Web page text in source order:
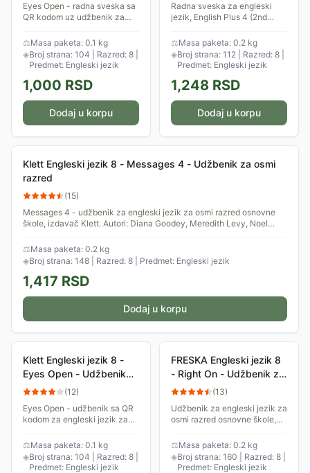
Eyes Open - radna sveska sa
QR kodom uz udžbenik za
osnovne škole, izdavač Klett.
Autori: Eoin Higgins, Vicki
Anderson.
⚖Masa paketa: 0.1 kg
◈Broj strana: 104 | Razred: 8 |
Predmet: Engleski jezik
1,000 RSD
Dodaj u korpu
Radna sveska za engleski
jezik, English Plus 4 (2nd
osnovne škole. Autori: Dženet
Hardi Guld.
⚖Masa paketa: 0.2 kg
◈Broj strana: 112 | Razred: 8 |
Predmet: Engleski jezik
1,248 RSD
Dodaj u korpu
Klett Engleski jezik 8 - Messages 4 - Udžbenik za osmi
razred
(15)
Messages 4 - udžbenik za engleski jezik za osmi razred osnovne
škole, izdavač Klett. Autori: Diana Goodey, Meredith Levy, Noel
⚖Masa paketa: 0.2 kg
◈Broj strana: 148 | Razred: 8 | Predmet: Engleski jezik
1,417 RSD
Dodaj u korpu
Klett Engleski jezik 8 -
Eyes Open - Udžbenik
za osmi razred
(12)
Eyes Open - udžbenik sa QR
kodom za engleski jezik za
izdavač Klett. Autori: Ben
Goldstein, Ceri Jones, Vicki
Anderson.
⚖Masa paketa: 0.1 kg
◈Broj strana: 104 | Razred: 8 |
Predmet: Engleski jezik
FRESKA Engleski jezik 8
- Right On - Udžbenik za
osmi razred
(13)
Udžbenik za engleski jezik za
osmi razred osnovne škole,
Duli.
⚖Masa paketa: 0.2 kg
◈Broj strana: 160 | Razred: 8 |
Predmet: Engleski jezik